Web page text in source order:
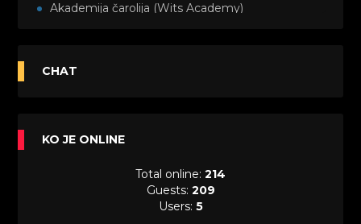
Akademija čarolija (Wits Academy)
Avanture Maje i Marka (Sinhronizovano na
Sinhronizovano na Srpski
A.T.O.M. (Alpha Teens On Machines)
Sinhronizovano na Hrvatski
CHAT
KO JE ONLINE
Total online: 214
Guests: 209
Users: 5